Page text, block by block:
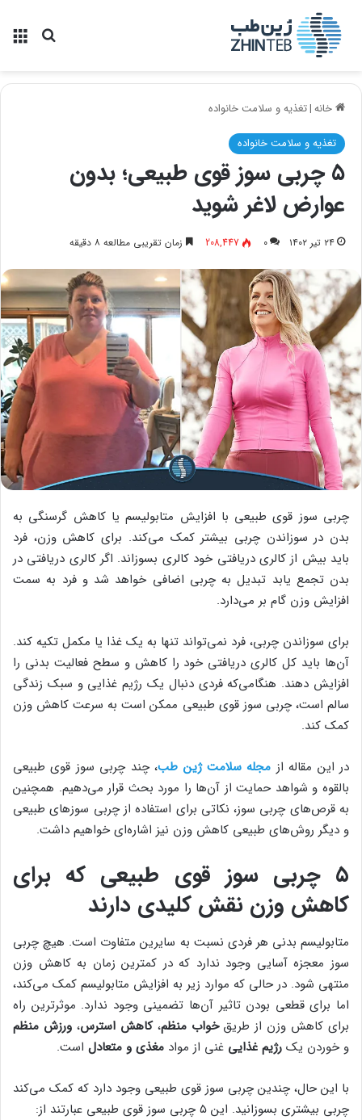
خانه|تغذیه و سلامت خانواده
تغذیه و سلامت خانواده
۵ چربی سوز قوی طبیعی؛ بدون
عوارض لاغر شوید
۲۴ تیر ۱۴۰۲ ۰ 208,447 زمان تقریبی مطالعه ۸ دقیقه
چربی سوز قوی طبیعی با افزایش متابولیسم یا کاهش گرسنگی به
بدن در سوزاندن چربی بیشتر کمک می‌کند. برای کاهش وزن، فرد
باید بیش از کالری دریافتی خود کالری بسوزاند. اگر کالری دریافتی در
بدن تجمع یابد تبدیل به چربی اضافی خواهد شد و فرد به سمت
افزایش وزن گام بر می‌دارد.
برای سوزاندن چربی، فرد نمی‌تواند تنها به یک غذا یا مکمل تکیه کند.
آن‌ها باید کل کالری دریافتی خود را کاهش و سطح فعالیت بدنی را
افزایش دهند. هنگامی‌که فردی دنبال یک رژیم غذایی و سبک زندگی
سالم است، چربی سوز قوی طبیعی ممکن است به سرعت کاهش وزن
کمک کند.
در این مقاله از مجله سلامت ژین طب، چند چربی سوز قوی طبیعی
بالقوه و شواهد حمایت از آن‌ها را مورد بحث قرار می‌دهیم. همچنین
به قرص‌های چربی سوز، نکاتی برای استفاده از چربی سوزهای طبیعی
و دیگر روش‌های طبیعی کاهش وزن نیز اشاره‌ای خواهیم داشت.
۵ چربی سوز قوی طبیعی که برای
کاهش وزن نقش کلیدی دارند
متابولیسم بدنی هر فردی نسبت به سایرین متفاوت است. هیچ چربی
سوز معجزه آسایی وجود ندارد که در کمترین زمان به کاهش وزن
منتهی شود. در حالی که موارد زیر به افزایش متابولیسم کمک می‌کند،
اما برای قطعی بودن تاثیر آن‌ها تضمینی وجود ندارد. موثرترین راه
برای کاهش وزن از طریقخواب منظم،کاهش استرس،ورزش منظم
و خوردن یک رژیم غذایی غنی از مواد مغذی و متعادل است.
با این حال، چندین چربی سوز قوی طبیعی وجود دارد که کمک می‌کند
چربی بیشتری بسوزانید. این ۵ چربی سوز قوی طبیعی عبارتند از: